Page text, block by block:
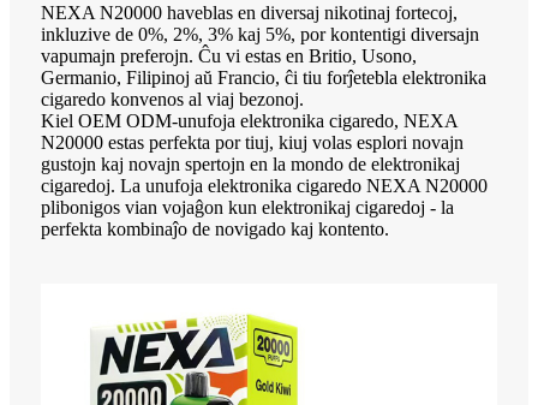
NEXA N20000 haveblas en diversaj nikotinaj fortecoj,
inkluzive de 0%, 2%, 3% kaj 5%, por kontentigi diversajn
vapumajn preferojn. Ĉu vi estas en Britio, Usono,
Germanio, Filipinoj aŭ Francio, ĉi tiu forĵetebla elektronika
cigaredo konvenos al viaj bezonoj.
Kiel OEM ODM-unufoja elektronika cigaredo, NEXA
N20000 estas perfekta por tiuj, kiuj volas esplori novajn
gustojn kaj novajn spertojn en la mondo de elektronikaj
cigaredoj. La unufoja elektronika cigaredo NEXA N20000
plibonigos vian vojaĝon kun elektronikaj cigaredoj - la
perfekta kombinaĵo de novigado kaj kontento.